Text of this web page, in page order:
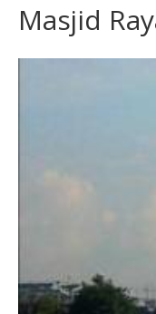
Masjid